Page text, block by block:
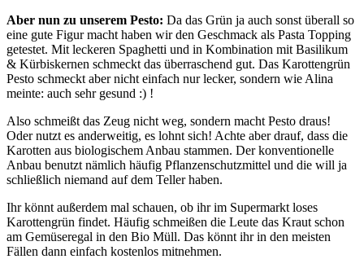
Aber nun zu unserem Pesto: Da das Grün ja auch sonst überall so
eine gute Figur macht haben wir den Geschmack als Pasta Topping
getestet. Mit leckeren Spaghetti und in Kombination mit Basilikum
& Kürbiskernen schmeckt das überraschend gut. Das Karottengrün
Pesto schmeckt aber nicht einfach nur lecker, sondern wie Alina
meinte: auch sehr gesund :) !
Also schmeißt das Zeug nicht weg, sondern macht Pesto draus!
Oder nutzt es anderweitig, es lohnt sich! Achte aber drauf, dass die
Karotten aus biologischem Anbau stammen. Der konventionelle
Anbau benutzt nämlich häufig Pflanzenschutzmittel und die will ja
schließlich niemand auf dem Teller haben.
Ihr könnt außerdem mal schauen, ob ihr im Supermarkt loses
Karottengrün findet. Häufig schmeißen die Leute das Kraut schon
am Gemüseregal in den Bio Müll. Das könnt ihr in den meisten
Fällen dann einfach kostenlos mitnehmen.